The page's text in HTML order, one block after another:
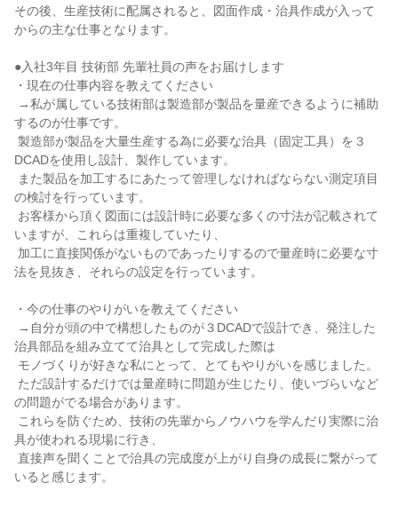
その後、生産技術に配属されると、図面作成・治具作成が入って
からの主な仕事となります。
●入社3年目 技術部 先輩社員の声をお届けします
・現在の仕事内容を教えてください
するのが仕事です。
DCADを使用し設計、製作しています。
の検討を行っています。
いますが、これらは重複していたり、
法を見抜き、それらの設定を行っています。
・今の仕事のやりがいを教えてください
治具部品を組み立てて治具として完成した際は
の問題がでる場合があります。
具が使われる現場に行き、
いると感じます。